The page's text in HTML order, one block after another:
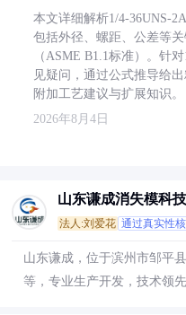
本文详细解析1/4-36UNS-
包括外径、螺距、公差等
（ASME B1.1标准）。针
见疑问，通过公式推导给
附加工艺建议与扩展知识。
2026年8月4日
山东谦成消失模科
法人:刘爱花 通过真实性
山东谦成，位于滨州市邹平
等，专业生产开发，技术领